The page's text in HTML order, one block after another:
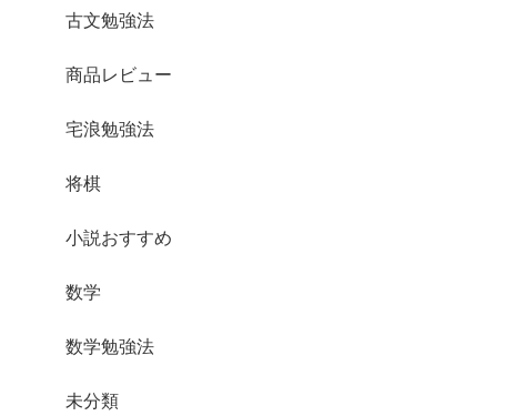
古文勉強法
商品レビュー
宅浪勉強法
将棋
小説おすすめ
数学
数学勉強法
未分類